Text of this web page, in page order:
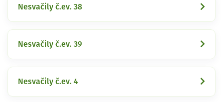
Nesvačily č.ev. 38
Nesvačily č.ev. 39
Nesvačily č.ev. 4